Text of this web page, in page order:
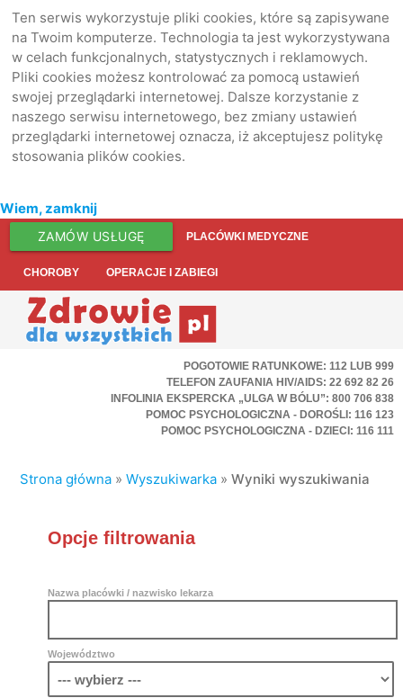
Ten serwis wykorzystuje pliki cookies, które są zapisywane
na Twoim komputerze. Technologia ta jest wykorzystywana
w celach funkcjonalnych, statystycznych i reklamowych.
Pliki cookies możesz kontrolować za pomocą ustawień
swojej przeglądarki internetowej. Dalsze korzystanie z
naszego serwisu internetowego, bez zmiany ustawień
przeglądarki internetowej oznacza, iż akceptujesz politykę
stosowania plików cookies.
Wiem, zamknij
ZAMÓW USŁUGĘ PLACÓWKI MEDYCZNE
CHOROBY OPERACJE I ZABIEGI
POGOTOWIE RATUNKOWE: 112 LUB 999
TELEFON ZAUFANIA HIV/AIDS: 22 692 82 26
INFOLINIA EKSPERCKA „ULGA W BÓLU”: 800 706 838
POMOC PSYCHOLOGICZNA - DOROŚLI: 116 123
POMOC PSYCHOLOGICZNA - DZIECI: 116 111
Strona główna »Wyszukiwarka »Wyniki wyszukiwania
Opcje filtrowania
Nazwa placówki / nazwisko lekarza
Województwo